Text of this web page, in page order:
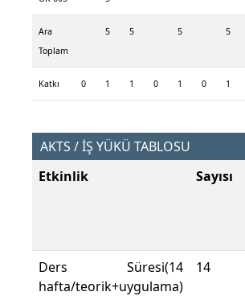
Ara
Toplam
5 5 5 5
Katkı 0 1 1 0 1 0 1
AKTS / İŞ YÜKÜ TABLOSU
Etkinlik
Sayısı
Ders Süresi(14
hafta/teorik+uygulama)
14